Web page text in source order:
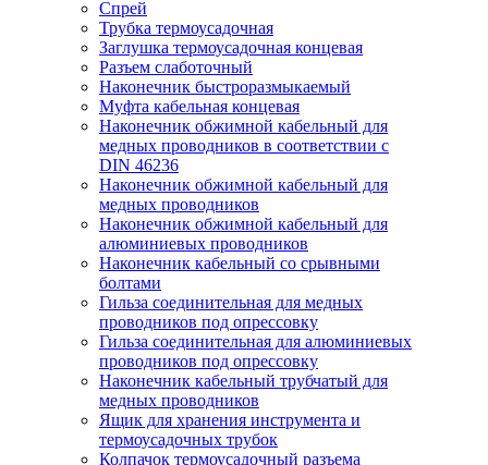
Спрей
Трубка термоусадочная
Заглушка термоусадочная концевая
Разъем слаботочный
Наконечник быстроразмыкаемый
Муфта кабельная концевая
Наконечник обжимной кабельный для
медных проводников в соответствии с
DIN 46236
Наконечник обжимной кабельный для
медных проводников
Наконечник обжимной кабельный для
алюминиевых проводников
Наконечник кабельный со срывными
болтами
Гильза соединительная для медных
проводников под опрессовку
Гильза соединительная для алюминиевых
проводников под опрессовку
Наконечник кабельный трубчатый для
медных проводников
Ящик для хранения инструмента и
термоусадочных трубок
Колпачок термоусадочный разъема